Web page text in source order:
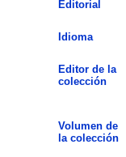
Editorial
Idioma
Editor de la
colección
Volumen de
la colección